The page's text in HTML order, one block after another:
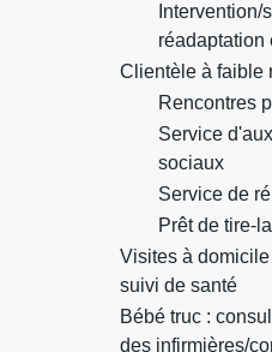
réadaptation
Clientèle à faible
Rencontres
Service
sociaux
Service de
Prêt de tire-
Visites à
suivi de santé
Bébé truc :
des infirmières/